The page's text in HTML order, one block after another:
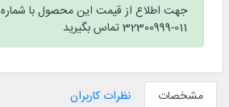
جهت اطلاع از قیمت این محصول با شماره
011-32300999 تماس بگیرید
مشخصات نظرات کاربران